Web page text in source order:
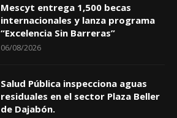
Mescyt entrega 1,500 becas
internacionales y lanza programa
“Excelencia Sin Barreras”
06/08/2026
Salud Pública inspecciona aguas
residuales en el sector Plaza Beller
de Dajabón.